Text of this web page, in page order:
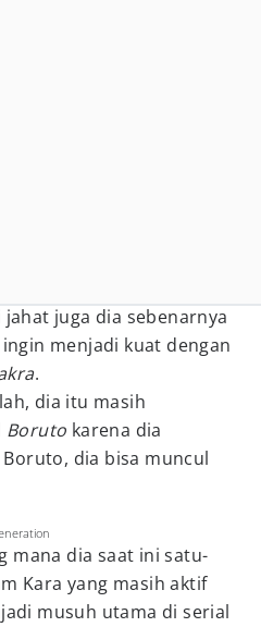
juga dia sebenarnya
menjadi kuat dengan
.
dia itu masih
Boruto karena dia
Boruto, dia bisa muncul
mana dia saat ini satu-
Kara yang masih aktif
musuh utama di serial